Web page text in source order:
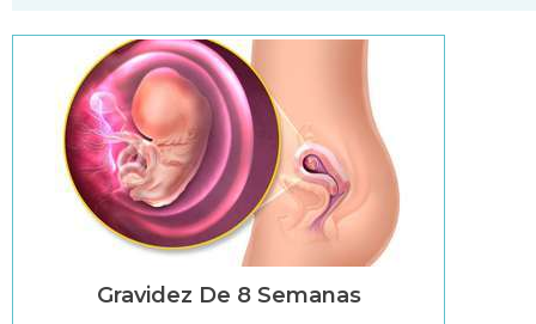
Gravidez De 8 Semanas